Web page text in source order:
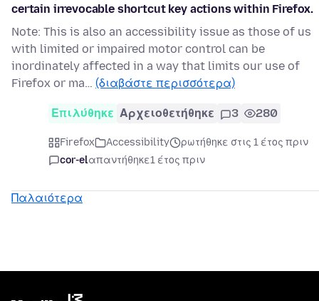
certain irrevocable shortcut key actions within Firefox.
Note: This is also an accessibility issue as those of us
with limited or impaired motor control can be
inordinately affected in a way that limits our use of
Firefox or ma… (διαβάστε περισσότερα)
Επιλύθηκε Αρχειοθετήθηκε 3 280
Firefox Accessibility
ρωτήθηκε στις 1 έτος πριν
cor-elαπαντήθηκε1 έτος πριν
Παλαιότερα